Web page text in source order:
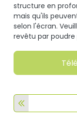
structure en
mais qu'ils
selon l'écran.
revêtu par